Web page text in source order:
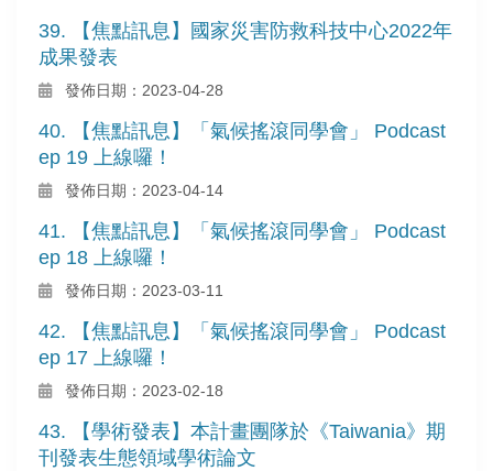
39. 【焦點訊息】國家災害防救科技中心2022年
成果發表
發佈日期：2023-04-28
40. 【焦點訊息】「氣候搖滾同學會」 Podcast
ep 19 上線囉！
發佈日期：2023-04-14
41. 【焦點訊息】「氣候搖滾同學會」 Podcast
ep 18 上線囉！
發佈日期：2023-03-11
42. 【焦點訊息】「氣候搖滾同學會」 Podcast
ep 17 上線囉！
發佈日期：2023-02-18
43. 【學術發表】本計畫團隊於《Taiwania》期
刊發表生態領域學術論文